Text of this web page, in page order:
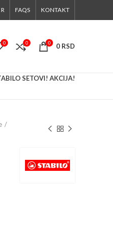
FAQS KONTAKT
0 0 0 0 RSD
SETOVI! AKCIJA!